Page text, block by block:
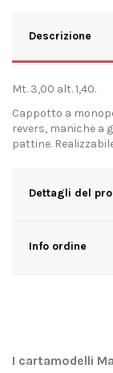
Descrizione
Mt. 3,00 alt. 1,40.
Cappotto a
revers, maniche a
pattine.
Dettagli del
Info ordine
I cartamodelli